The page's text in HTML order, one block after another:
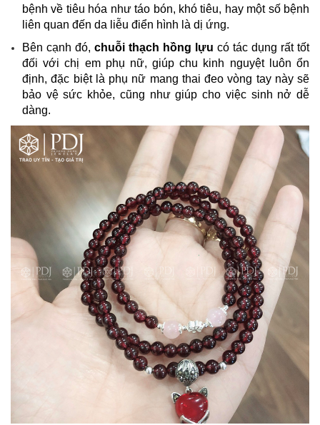
bệnh về tiêu hóa như táo bón, khó tiêu, hay một số bệnh
liên quan đến da liễu điển hình là dị ứng.
Bên cạnh đó, chuỗi thạch hồng lựu có tác dụng rất tốt
đối với chị em phụ nữ, giúp chu kinh nguyệt luôn ổn
định, đặc biệt là phụ nữ mang thai đeo vòng tay này sẽ
bảo vệ sức khỏe, cũng như giúp cho việc sinh nở dễ
dàng.